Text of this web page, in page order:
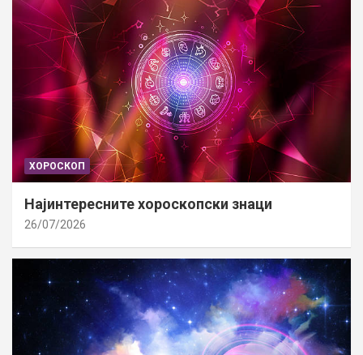
ХОРОСКОП
Најинтересните хороскопски знаци
26/07/2026